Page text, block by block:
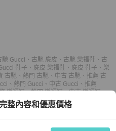
馳 Gucci 、 古馳 麂皮 、 古馳 樂福鞋 、 古
鞋子 、 麂皮 樂福鞋 、 麂皮 鞋子 、 樂
古馳 、 熱門 古馳 、 中古 古馳 、 推薦 古
、 熱門 Gucci 、 中古 Gucci 、 推薦
樂福鞋、熱門 樂福鞋、中古 樂福鞋、
資 鞋子 、熱門 鞋子、中古 鞋子
整內容和優惠價格